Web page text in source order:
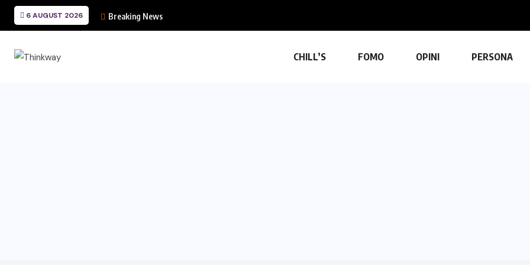
6 AUGUST 2026 Breaking News
CHILL’S FOMO OPINI PERSONA